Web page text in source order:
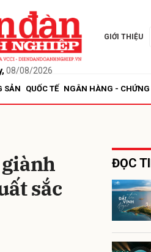
08/08/2026
GIỚI THIỆU
SẢN QUỐC TẾ NGÂN HÀNG - CHỨNG
sắc
ĐỌC